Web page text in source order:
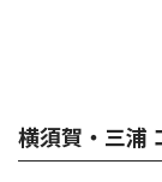
横須賀・三浦